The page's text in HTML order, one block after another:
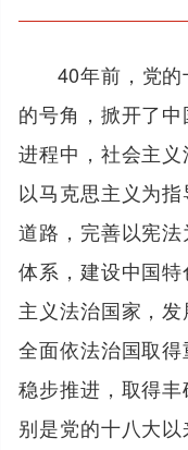
40年前，党
的号角，掀开了
进程中，社会主
以马克思主义为
道路，完善以宪
体系，建设中国
主义法治国家，
全面依法治国取
稳步推进，取得
别是党的十八大